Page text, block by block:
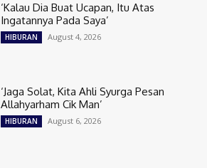
‘Kalau Dia Buat Ucapan, Itu Atas
Ingatannya Pada Saya’
HIBURAN August 4, 2026
‘Jaga Solat, Kita Ahli Syurga Pesan
Allahyarham Cik Man’
HIBURAN August 6, 2026